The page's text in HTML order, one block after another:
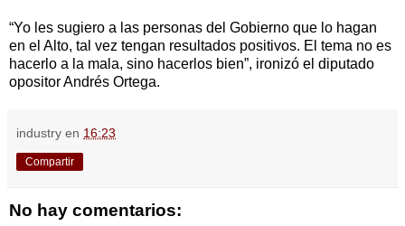
“Yo les sugiero a las personas del Gobierno que lo hagan
en el Alto, tal vez tengan resultados positivos. El tema no es
hacerlo a la mala, sino hacerlos bien”, ironizó el diputado
opositor Andrés Ortega.
industry en 16:23
Compartir
No hay comentarios: